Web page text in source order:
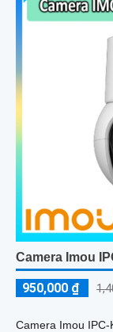
Camera Imou
950,000 ₫
Camera Imou